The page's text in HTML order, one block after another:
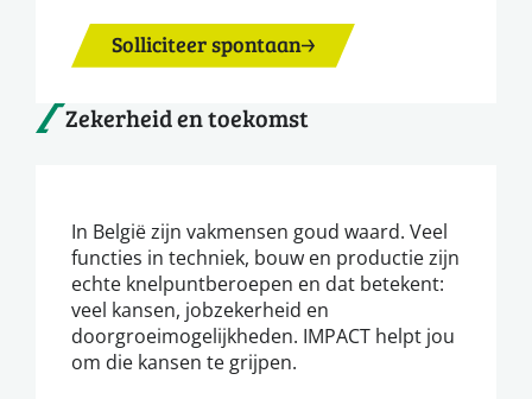
Solliciteer spontaan
Zekerheid en toekomst
In België zijn vakmensen goud waard. Veel
functies in techniek, bouw en productie zijn
echte knelpuntberoepen en dat betekent:
veel kansen, jobzekerheid en
doorgroeimogelijkheden. IMPACT helpt jou
om die kansen te grijpen.